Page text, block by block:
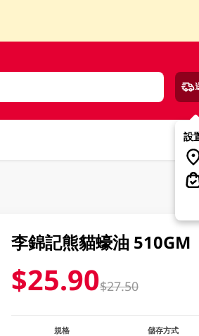
設
李錦記熊貓蠔油 510GM
$25.90$27.50
規格
儲存方式